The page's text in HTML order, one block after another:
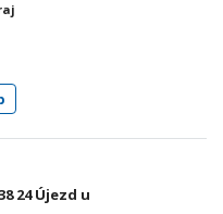
24 Újezd u